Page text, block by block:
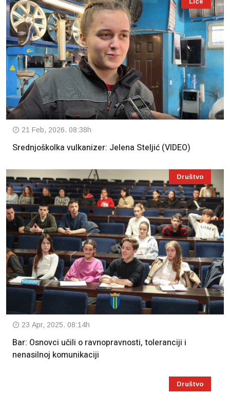
21 Feb, 2026. 08:38h
Srednjoškolka vulkanizer: Jelena Steljić (VIDEO)
Društvo
23 Apr, 2025. 08:14h
Bar: Osnovci učili o ravnopravnosti, toleranciji i
nenasilnoj komunikaciji
Društvo